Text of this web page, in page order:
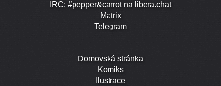
IRC: #pepper&carrot na libera.chat
Matrix
Telegram
Domovská stránka
Komiks
Ilustrace